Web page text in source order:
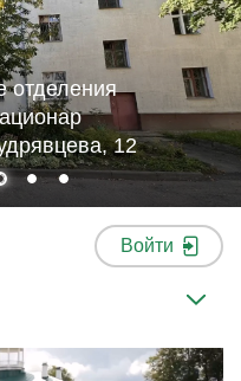
отделения
12
Войти